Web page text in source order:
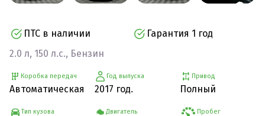
ПТС в наличии
Гарантия 1 год
2.0 л, 150 л.с., Бензин
Коробка передач
Автоматическая
Тип кузова
Год выпуска
2017 год.
Двигатель
Привод
Полный
Пробег